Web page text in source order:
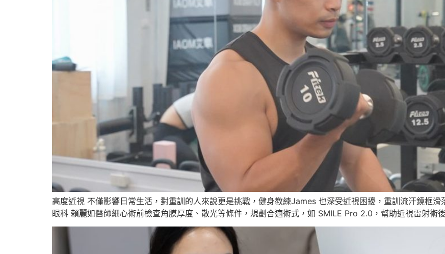
高度近視 不僅影響日常生活，對重訓的人來說更是挑戰，健身教練James 也深受近視困擾，重訓流汗鏡框
眼科 賴麗如醫師細心術前檢查角膜厚度、散光等條件，規劃合適術式，如 SMILE Pro 2.0，幫助近視雷射術